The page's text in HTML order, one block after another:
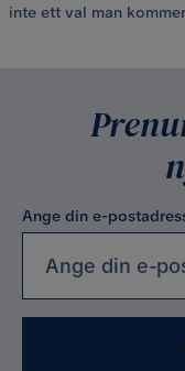
inte ett val man
Ange din e-